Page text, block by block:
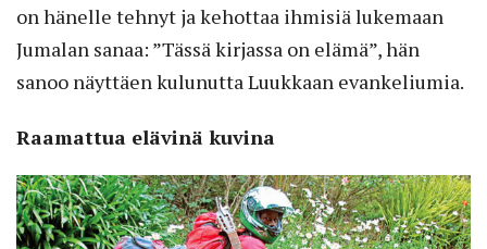
on hänelle tehnyt ja kehottaa ihmisiä lukemaan
Jumalan sanaa: ”Tässä kirjassa on elämä”, hän
sanoo näyttäen kulunutta Luukkaan evankeliumia.
Raamattua elävinä kuvina